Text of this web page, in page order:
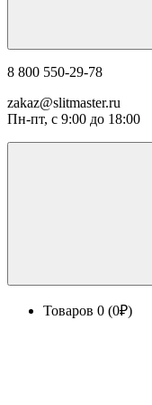
8 800 550-29-78
zakaz@slitmaster.ru
Пн-пт, с 9:00 до 18:00
Товаров 0 (0₽)